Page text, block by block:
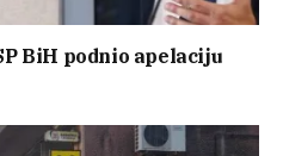
BiH podnio apelaciju